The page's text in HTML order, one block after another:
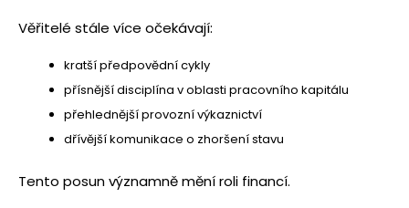
Věřitelé stále více očekávají:
kratší předpovědní cykly
přísnější disciplína v oblasti pracovního kapitálu
přehlednější provozní výkaznictví
dřívější komunikace o zhoršení stavu
Tento posun významně mění roli financí.